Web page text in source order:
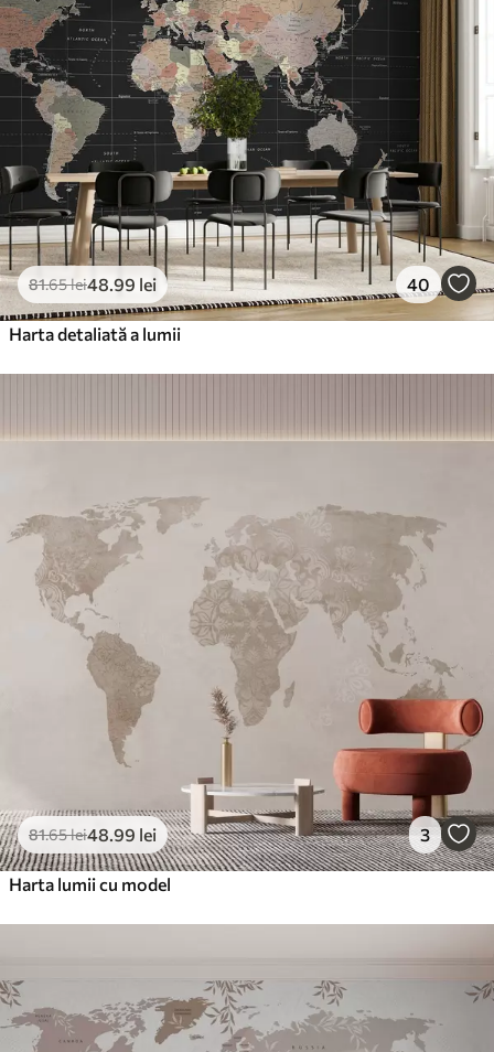
81.65lei48 .99 lei 40
Harta detaliată a lumii
81.65lei48 .99 lei 3
Harta lumii cu model